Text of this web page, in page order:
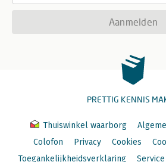
Aanmelden
PRETTIG KENNIS
Thuiswinkel waarborg
Colofon
Privacy Cookies
Toegankelijkheidsverklaring